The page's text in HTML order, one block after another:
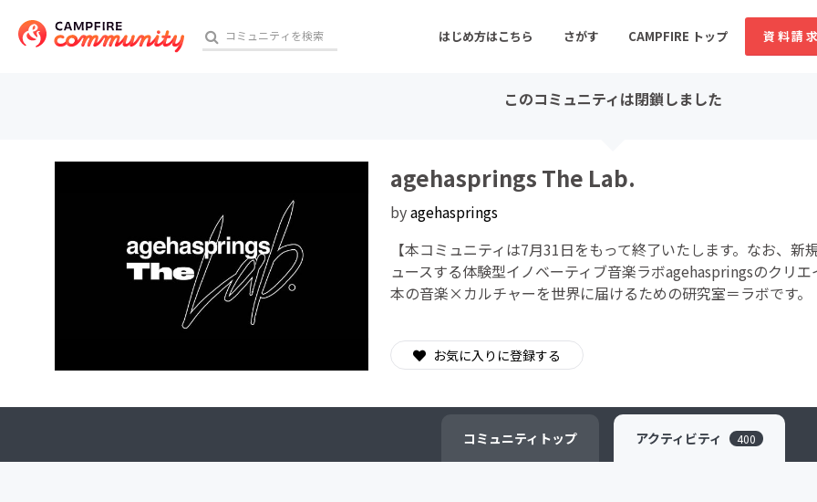
はじめ方はこちら さがす CAMPFIRE トップ 資料請
おすすめのコミュニティ
アート・写真 音楽
テクノロジー・ガジェット
ゲーム・サービス開発
フード・飲食店
映像・映画
書籍・雑誌出版
アニメ・漫画
チャレンジ
CAMPFIRE for Social Good CAMPFIRE Creation
このコミュニティは閉鎖しました
agehasprings The Lab.
byagehasprings
【本コミュニティは7月31日をもって終了いたします。なお、
ュースする体験型イノベーティブ音楽ラボagehaspringsのクリ
本の音楽×カルチャーを世界に届けるための研究室＝ラボです。
お気に入りに登録する
コミュニティ トップ アクティビティ 400